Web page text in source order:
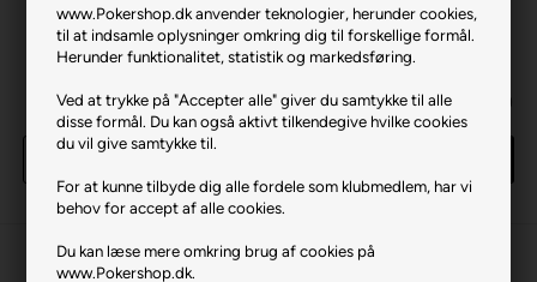
www.Pokershop.dk anvender teknologier, herunder cookies,
til at indsamle oplysninger omkring dig til forskellige formål.
Herunder funktionalitet, statistik og markedsføring.
Ved at trykke på "Accepter alle" giver du samtykke til alle
disse formål. Du kan også aktivt tilkendegive hvilke cookies
du vil give samtykke til.
For at kunne tilbyde dig alle fordele som klubmedlem, har vi
behov for accept af alle cookies.
Du kan læse mere omkring brug af cookies på
www.Pokershop.dk.
Royal Flush Lilla 500 (25 stk)
50,00 DKK
42 rulle(r)på lager
Royal Flush Gul 1000 (25 stk)
50,00 DKK
90 rulle(r)på lager